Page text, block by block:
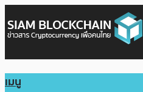
เมนู